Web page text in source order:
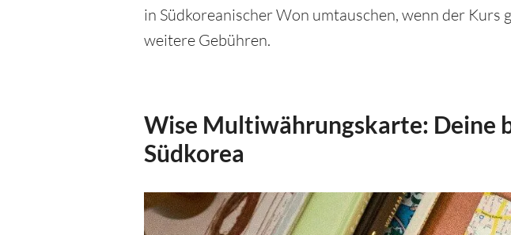
in Südkoreanischer Won umtauschen, wenn der Kurs
weitere Gebühren.
Wise Multiwährungskarte: Deine
Südkorea